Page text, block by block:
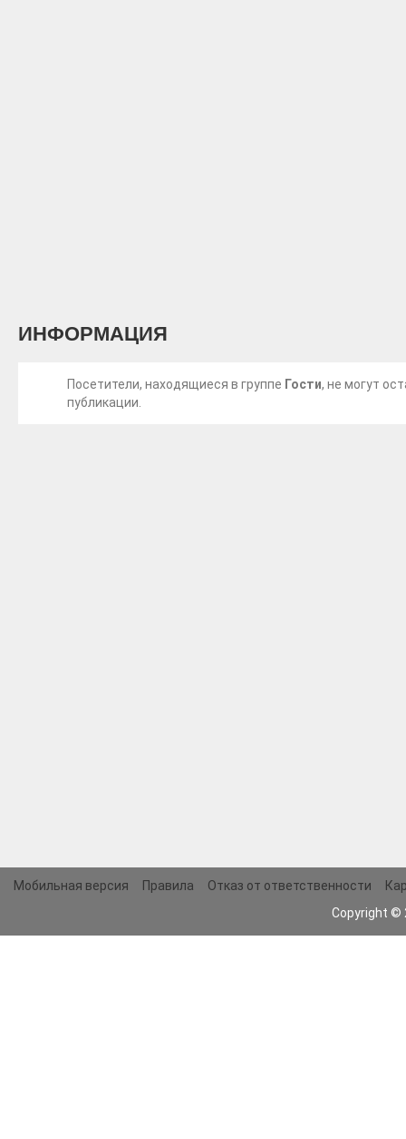
ИНФОРМАЦИЯ
Посетители, находящиеся в группе Гости, не могут
публикации.
Мобильная версия Правила Отказ от ответственности
Copyright ©